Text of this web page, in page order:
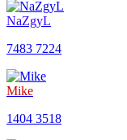
NaZgyL
7483 7224
Mike
1404 3518